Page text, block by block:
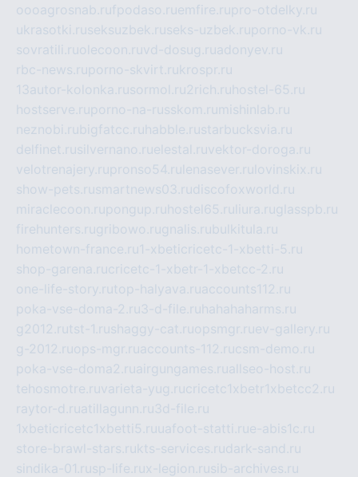
oooagrosnab.rufpodaso.ruemfire.rupro-otdelky.ru
ukrasotki.ruseksuzbek.ruseks-uzbek.ruporno-vk.ru
sovratili.ruolecoon.ruvd-dosug.ruadonyev.ru
rbc-news.ruporno-skvirt.rukrospr.ru
13autor-kolonka.rusormol.ru2rich.ru hostel-65.ru
hostserve.ruporno-na-russkom.ru mishinlab.ru
neznobi.rubigfatcc.ru habble.rustarbucksvia.ru
delfinet.rusilvernano.ruelestal.ruvektor-doroga.ru
velotrenajery.rupronso54.ru lenasever.ru lovinskix.ru
show-pets.rusmartnews03.rudiscofoxworld.ru
miraclecoon.rupongup.ru hostel65.ru liura.ruglasspb.ru
firehunters.rugribowo.rugnalis.rubulkitula.ru
hometown-france.ru1-xbeticricetc-1-xbetti-5.ru
shop-garena.rucricetc-1-xbetr-1-xbetcc-2.ru
one-life-story.rutop-halyava.ruaccounts112.ru
poka-vse-doma-2.ru3-d-file.ru hahahaharms.ru
g2012.rutst-1.rushaggy-cat.ruopsmgr.ruev-gallery.ru
g-2012.ruops-mgr.ruaccounts-112.rucsm-demo.ru
poka-vse-doma2.ruairgungames.ruallseo-host.ru
tehosmotre.ruvarieta-yug.rucricetc1xbetr1xbetcc2.ru
raytor-d.ruatillagunn.ru3d-file.ru
1xbeticricetc1xbetti5.ruuafoot-statti.rue-abis1c.ru
store-brawl-stars.rukts-services.rudark-sand.ru
sindika-01.rusp-life.rux-legion.rusib-archives.ru